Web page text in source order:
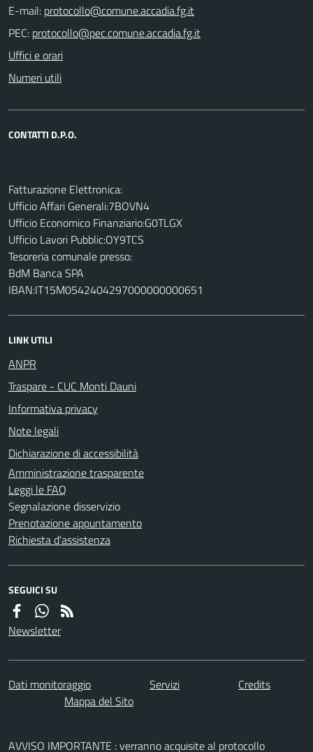
E-mail:
PEC:
Uffici e orari
Numeri utili
CONTATTI D.P.O.
Fatturazione Elettronica:
Ufficio Affari Generali:7BOVN4
Ufficio Economico Finanziario:G0TLGX
Ufficio Lavori Pubblic:OY9TCS
Tesoreria comunale presso:
BdM Banca SPA
IBAN:IT15M0542404297000000000651
LINK UTILI
ANPR
Traspare - CUC Monti Dauni
Informativa privacy
Note legali
Dichiarazione di accessibilità
Amministrazione trasparente
Leggi le FAQ
Segnalazione disservizio
Prenotazione appuntamento
Richiesta d'assistenza
SEGUICI SU
Newsletter
Dati monitoraggio Servizi
Credits
Mappa del Sito
AVVISO IMPORTANTE : verranno acquisite al protocollo